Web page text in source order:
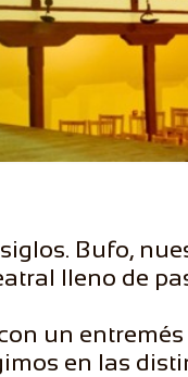
Bufo,
lleno de
un
en las